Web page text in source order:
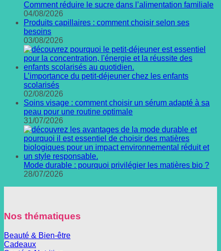
Comment réduire le sucre dans l’alimentation familiale
04/08/2026
Produits capillaires : comment choisir selon ses
besoins
03/08/2026
L’importance du petit-déjeuner chez les enfants
scolarisés
02/08/2026
Soins visage : comment choisir un sérum adapté à sa
peau pour une routine optimale
31/07/2026
Mode durable : pourquoi privilégier les matières bio ?
28/07/2026
Nos thématiques
Beauté & Bien-être
Cadeaux